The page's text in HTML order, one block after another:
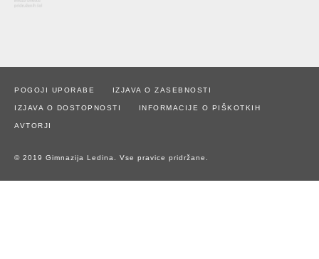
POGOJI UPORABE IZJAVA O ZASEBNOSTI
IZJAVA O DOSTOPNOSTI INFORMACIJE O PIŠKOTKIH
AVTORJI
© 2019 Gimnazija Ledina. Vse pravice pridržane.